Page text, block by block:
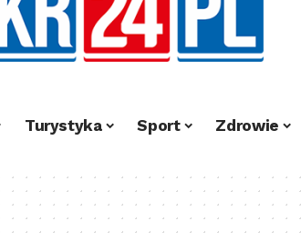
Turystyka Sport Zdrowie